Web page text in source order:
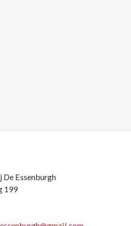
Essenburgh
199